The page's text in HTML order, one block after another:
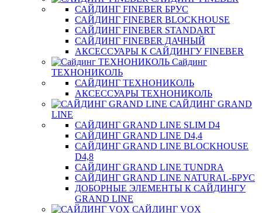
САЙДИНГ FINEBER БРУС
САЙДИНГ FINEBER BLOCKHOUSE
САЙДИНГ FINEBER STANDART
САЙДИНГ FINEBER ДАЧНЫЙ
АКСЕССУАРЫ К САЙДИНГУ FINEBER
Сайдинг
ТЕХНОНИКОЛЬ
САЙДИНГ ТЕХНОНИКОЛЬ
АКСЕССУАРЫ ТЕХНОНИКОЛЬ
САЙДИНГ GRAND
LINE
САЙДИНГ GRAND LINE SLIM D4
САЙДИНГ GRAND LINE D4,4
САЙДИНГ GRAND LINE BLOCKHOUSE
D4,8
САЙДИНГ GRAND LINE TUNDRA
САЙДИНГ GRAND LINE NATURAL-БРУС
ДОБОРНЫЕ ЭЛЕМЕНТЫ К САЙДИНГУ
GRAND LINE
САЙДИНГ VOX